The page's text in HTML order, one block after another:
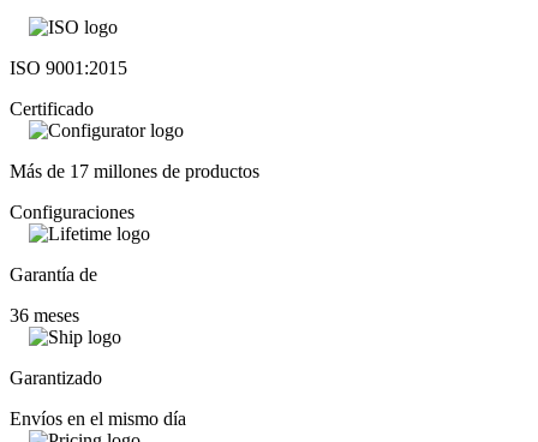
ISO 9001:2015
Certificado
Más de 17 millones de productos
Configuraciones
Garantía de
36 meses
Garantizado
Envíos en el mismo día